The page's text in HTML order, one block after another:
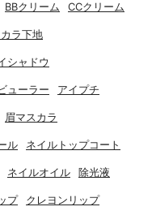
BBクリーム CCクリーム
ラ下地
シャドウ
ューラー アイプチ
眉マスカラ
ル ネイルトップコート
ネイルオイル 除光液
プ クレヨンリップ